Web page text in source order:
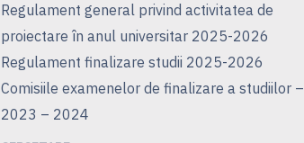
Regulament general privind activitatea de
proiectare în anul universitar 2025-2026
Regulament finalizare studii 2025-2026
Comisiile examenelor de finalizare a studiilor –
2023 – 2024